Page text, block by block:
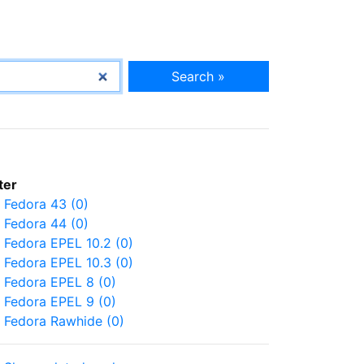
Search »
Fedora 43 (0)
Fedora 44 (0)
Fedora EPEL 10.2 (0)
Fedora EPEL 10.3 (0)
Fedora EPEL 8 (0)
Fedora EPEL 9 (0)
Fedora Rawhide (0)